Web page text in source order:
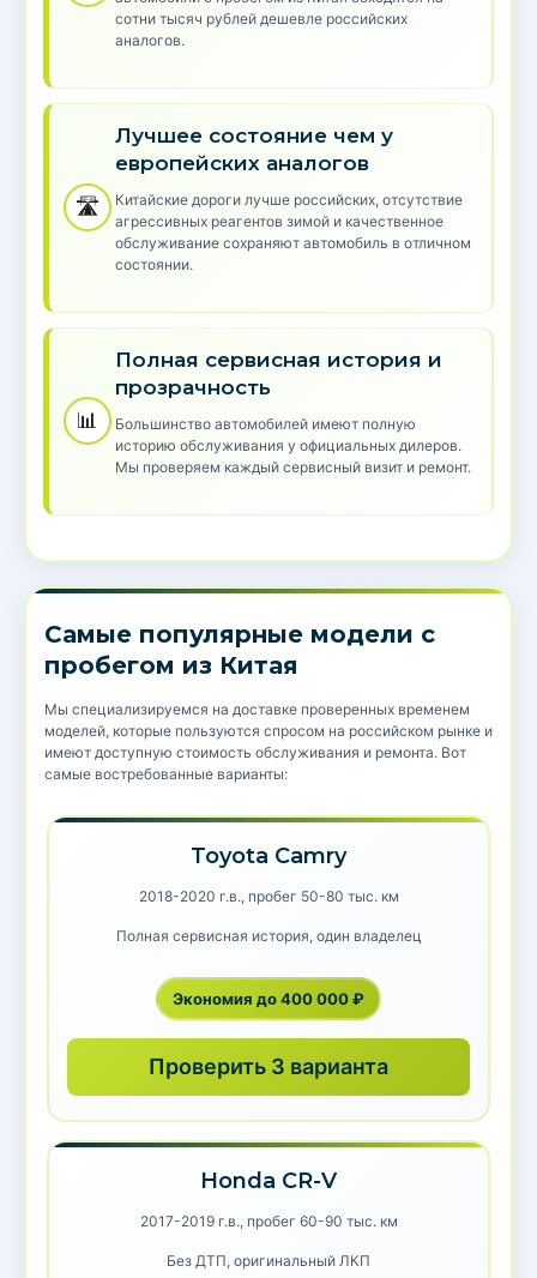
сотни тысяч рублей дешевле российских
аналогов.
🛣️
Лучшее состояние чем у
европейских аналогов
Китайские дороги лучше российских, отсутствие
агрессивных реагентов зимой и качественное
обслуживание сохраняют автомобиль в отличном
состоянии.
📊
Полная сервисная история и
прозрачность
Большинство автомобилей имеют полную
историю обслуживания у официальных дилеров.
Мы проверяем каждый сервисный визит и ремонт.
Самые популярные модели с
пробегом из Китая
Мы специализируемся на доставке проверенных временем
моделей, которые пользуются спросом на российском рынке и
имеют доступную стоимость обслуживания и ремонта. Вот
самые востребованные варианты:
Toyota Camry
2018-2020 г.в., пробег 50-80 тыс. км
Полная сервисная история, один владелец
Экономия до 400 000 ₽
Проверить 3 варианта
Honda CR-V
2017-2019 г.в., пробег 60-90 тыс. км
Без ДТП, оригинальный ЛКП